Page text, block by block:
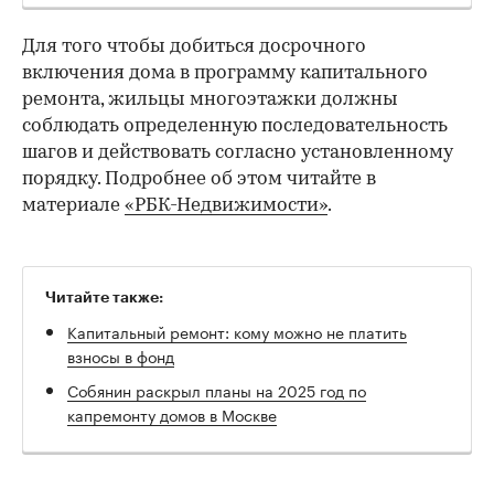
00:00 / 00:00
Для того чтобы добиться досрочного
включения дома в программу капитального
ремонта, жильцы многоэтажки должны
соблюдать определенную последовательность
шагов и действовать согласно установленному
порядку. Подробнее об этом читайте в
материале «РБК-Недвижимости».
Читайте также:
Капитальный ремонт: кому можно не платить
взносы в фонд
Собянин раскрыл планы на 2025 год по
капремонту домов в Москве